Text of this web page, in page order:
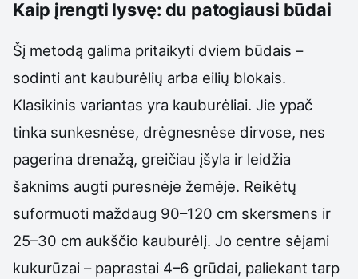
Kaip įrengti lysvę: du patogiausi būdai
Šį metodą galima pritaikyti dviem būdais –
sodinti ant kauburėlių arba eilių blokais.
Klasikinis variantas yra kauburėliai. Jie ypač
tinka sunkesnėse, drėgnesnėse dirvose, nes
pagerina drenažą, greičiau įšyla ir leidžia
šaknims augti puresnėje žemėje. Reikėtų
suformuoti maždaug 90–120 cm skersmens ir
25–30 cm aukščio kauburėlį. Jo centre sėjami
kukurūzai – paprastai 4–6 grūdai, paliekant tarp